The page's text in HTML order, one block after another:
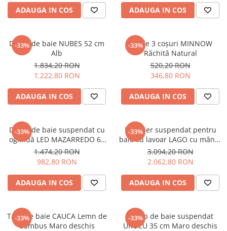
ADAUGA IN COS ADAUGA IN COS
-33%
Dulap de baie NUBES 52 cm
Alb
1.834,20 RON
1.222,80 RON
ADAUGA IN COS
-33%
Set de 3 coșuri MINNOW
Răchită Natural
520,20 RON
346,80 RON
ADAUGA IN COS
-33%
Dulap de baie suspendat cu
oglindă LED MAZARREDO 60
cm 60 cm Alb
1.474,20 RON
982,80 RON
ADAUGA IN COS
-33%
Mobilier suspendat pentru
baie cu lavoar LAGO cu mâner
auriu 80 cm Albastru închis
3.094,20 RON
2.062,80 RON
ADAUGA IN COS
-33%
Tavă de baie CAUCA Lemn de
bambus Maro deschis
-33%
Dulap de baie suspendat
URUCU 35 cm Maro deschis